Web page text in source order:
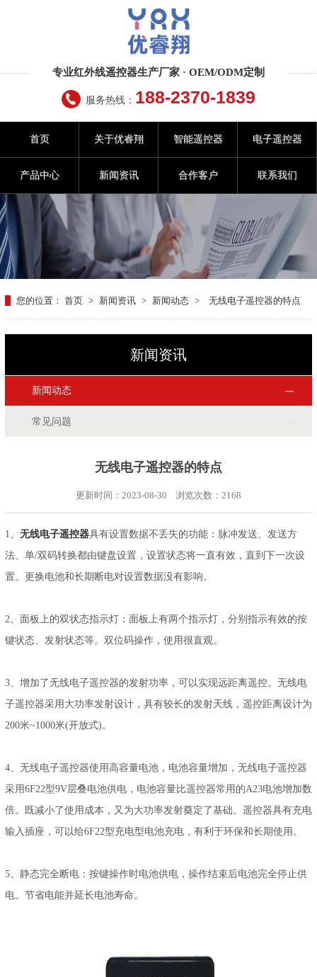
专业红外线遥控器生产厂家 · OEM/ODM定制
服务热线： 188-2370-1839
首页 关于优睿翔 智能遥控器 电子遥控器
产品中心 新闻资讯 合作客户 联系我们
您的位置： 首页 > 新闻资讯 > 新闻动态 > 无线电子遥控器的特点
新闻资讯
新闻动态
常见问题
无线电子遥控器的特点
更新时间：2023-08-30 浏览次数： 2168
1、 无线电子遥控器具有设置数据不丢失的功能：脉冲发送、发送方
法、单/双码转换都由键盘设置，设置状态将一直有效，直到下一次设
置。更换电池和长期断电对设置数据没有影响。
2、面板上的双状态指示灯：面板上有两个指示灯，分别指示有效的按
键状态、发射状态等。双位码操作，使用很直观。
3、增加了无线电子遥控器的发射功率，可以实现远距离遥控。无线电
子遥控器采用大功率发射设计，具有较长的发射天线，遥控距离设计为
200米~1000米(开放式)。
4、无线电子遥控器使用高容量电池，电池容量增加，无线电子遥控器
采用6F22型9V层叠电池供电，电池容量比遥控器常用的A23电池增加数
倍。既减小了使用成本，又为大功率发射奠定了基础。遥控器具有充电
输入插座，可以给6F22型充电型电池充电，有利于环保和长期使用。
5、静态完全断电：按键操作时电池供电，操作结束后电池完全停止供
电。节省电能并延长电池寿命。